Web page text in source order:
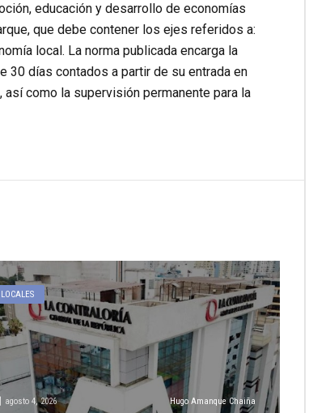
educación y desarrollo de economías
que debe contener los ejes referidos a:
local. La norma publicada encarga la
30 días contados a partir de su entrada en
como la supervisión permanente para la
LOCALES
agosto 4, 2026 Hugo Amanque Chaiña